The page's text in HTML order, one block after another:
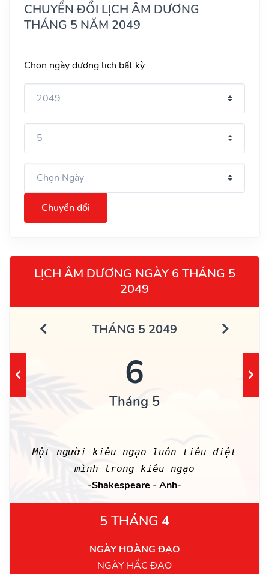
CHUYỂN ĐỔI LỊCH ÂM DƯƠNG
THÁNG 5 NĂM 2049
Chọn ngày dương lịch bất kỳ
Chuyển đổi
LỊCH ÂM DƯƠNG NGÀY 6 THÁNG 5
2049
THÁNG 5 2049
6
Tháng 5
Một người kiêu ngạo luôn tiêu diệt
mình trong kiêu ngạo
-Shakespeare - Anh-
5 THÁNG 4
NGÀY HOÀNG ĐẠO
NGÀY HẮC ĐẠO